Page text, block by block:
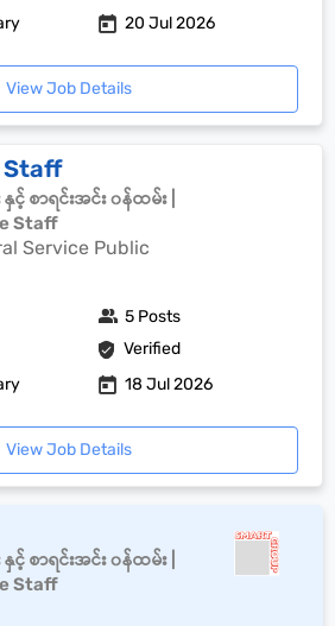
20 Jul 2026
View Job Details
Staff
င့် စာရင်းအင်း ၀န်ထမ်း |
Staff
Service Public
Verified
5 Posts
18 Jul 2026
View Job Details
င့် စာရင်းအင်း ၀န်ထမ်း |
Staff